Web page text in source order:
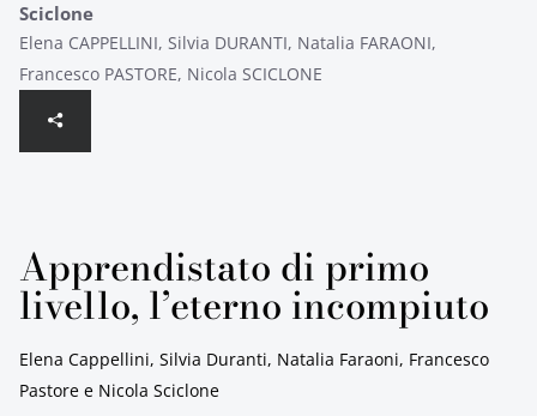
Sciclone
Elena CAPPELLINI, Silvia DURANTI, Natalia FARAONI,
Francesco PASTORE, Nicola SCICLONE
Apprendistato di primo
livello, l’eterno incompiuto
Elena Cappellini, Silvia Duranti, Natalia Faraoni, Francesco
Pastore e Nicola Sciclone